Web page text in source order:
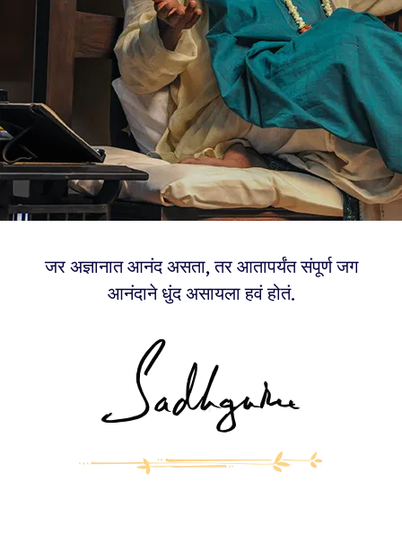
जर अज्ञानात आनंद असता, तर आतापर्यंत संपूर्ण जग
आनंदाने धुंद असायला हवं होतं.